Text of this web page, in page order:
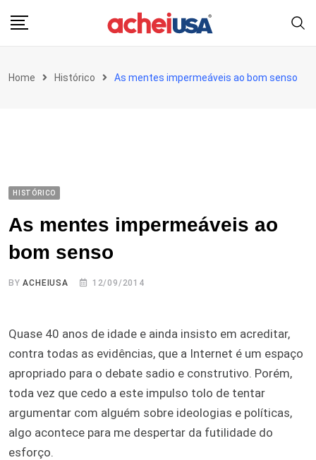
Home Histórico As mentes impermeáveis ao bom senso
HISTÓRICO
As mentes impermeáveis ao
bom senso
BYACHEIUSA 12/09/2014
Quase 40 anos de idade e ainda insisto em acreditar,
contra todas as evidências, que a Internet é um espaço
apropriado para o debate sadio e construtivo. Porém,
toda vez que cedo a este impulso tolo de tentar
argumentar com alguém sobre ideologias e políticas,
algo acontece para me despertar da futilidade do
esforço.